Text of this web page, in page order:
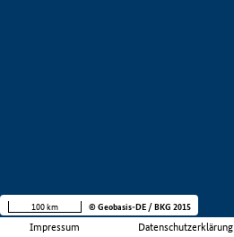
Impressum Datenschutzerklärung
100 km © Geobasis-DE / BKG 2015